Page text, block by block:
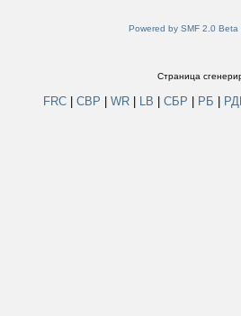
Powered by SMF 2.0 Beta
Страница
FRC СВР WR LB СБР РБ